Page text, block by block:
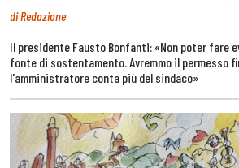
di Redazione
Il presidente Fausto Bonfanti: «Non poter fare
fonte di sostentamento. Avremmo il permesso
l'amministratore conta più del sindaco»